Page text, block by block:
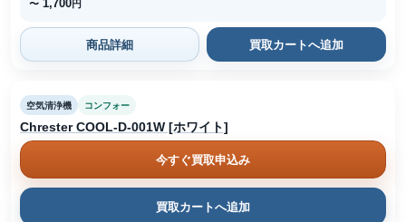
〜 1,700円
商品詳細 買取カートへ追加
空気清浄機 コンフォー
Chrester COOL-D-001W [ホワイト]
今すぐ買取申込み
買取カートへ追加